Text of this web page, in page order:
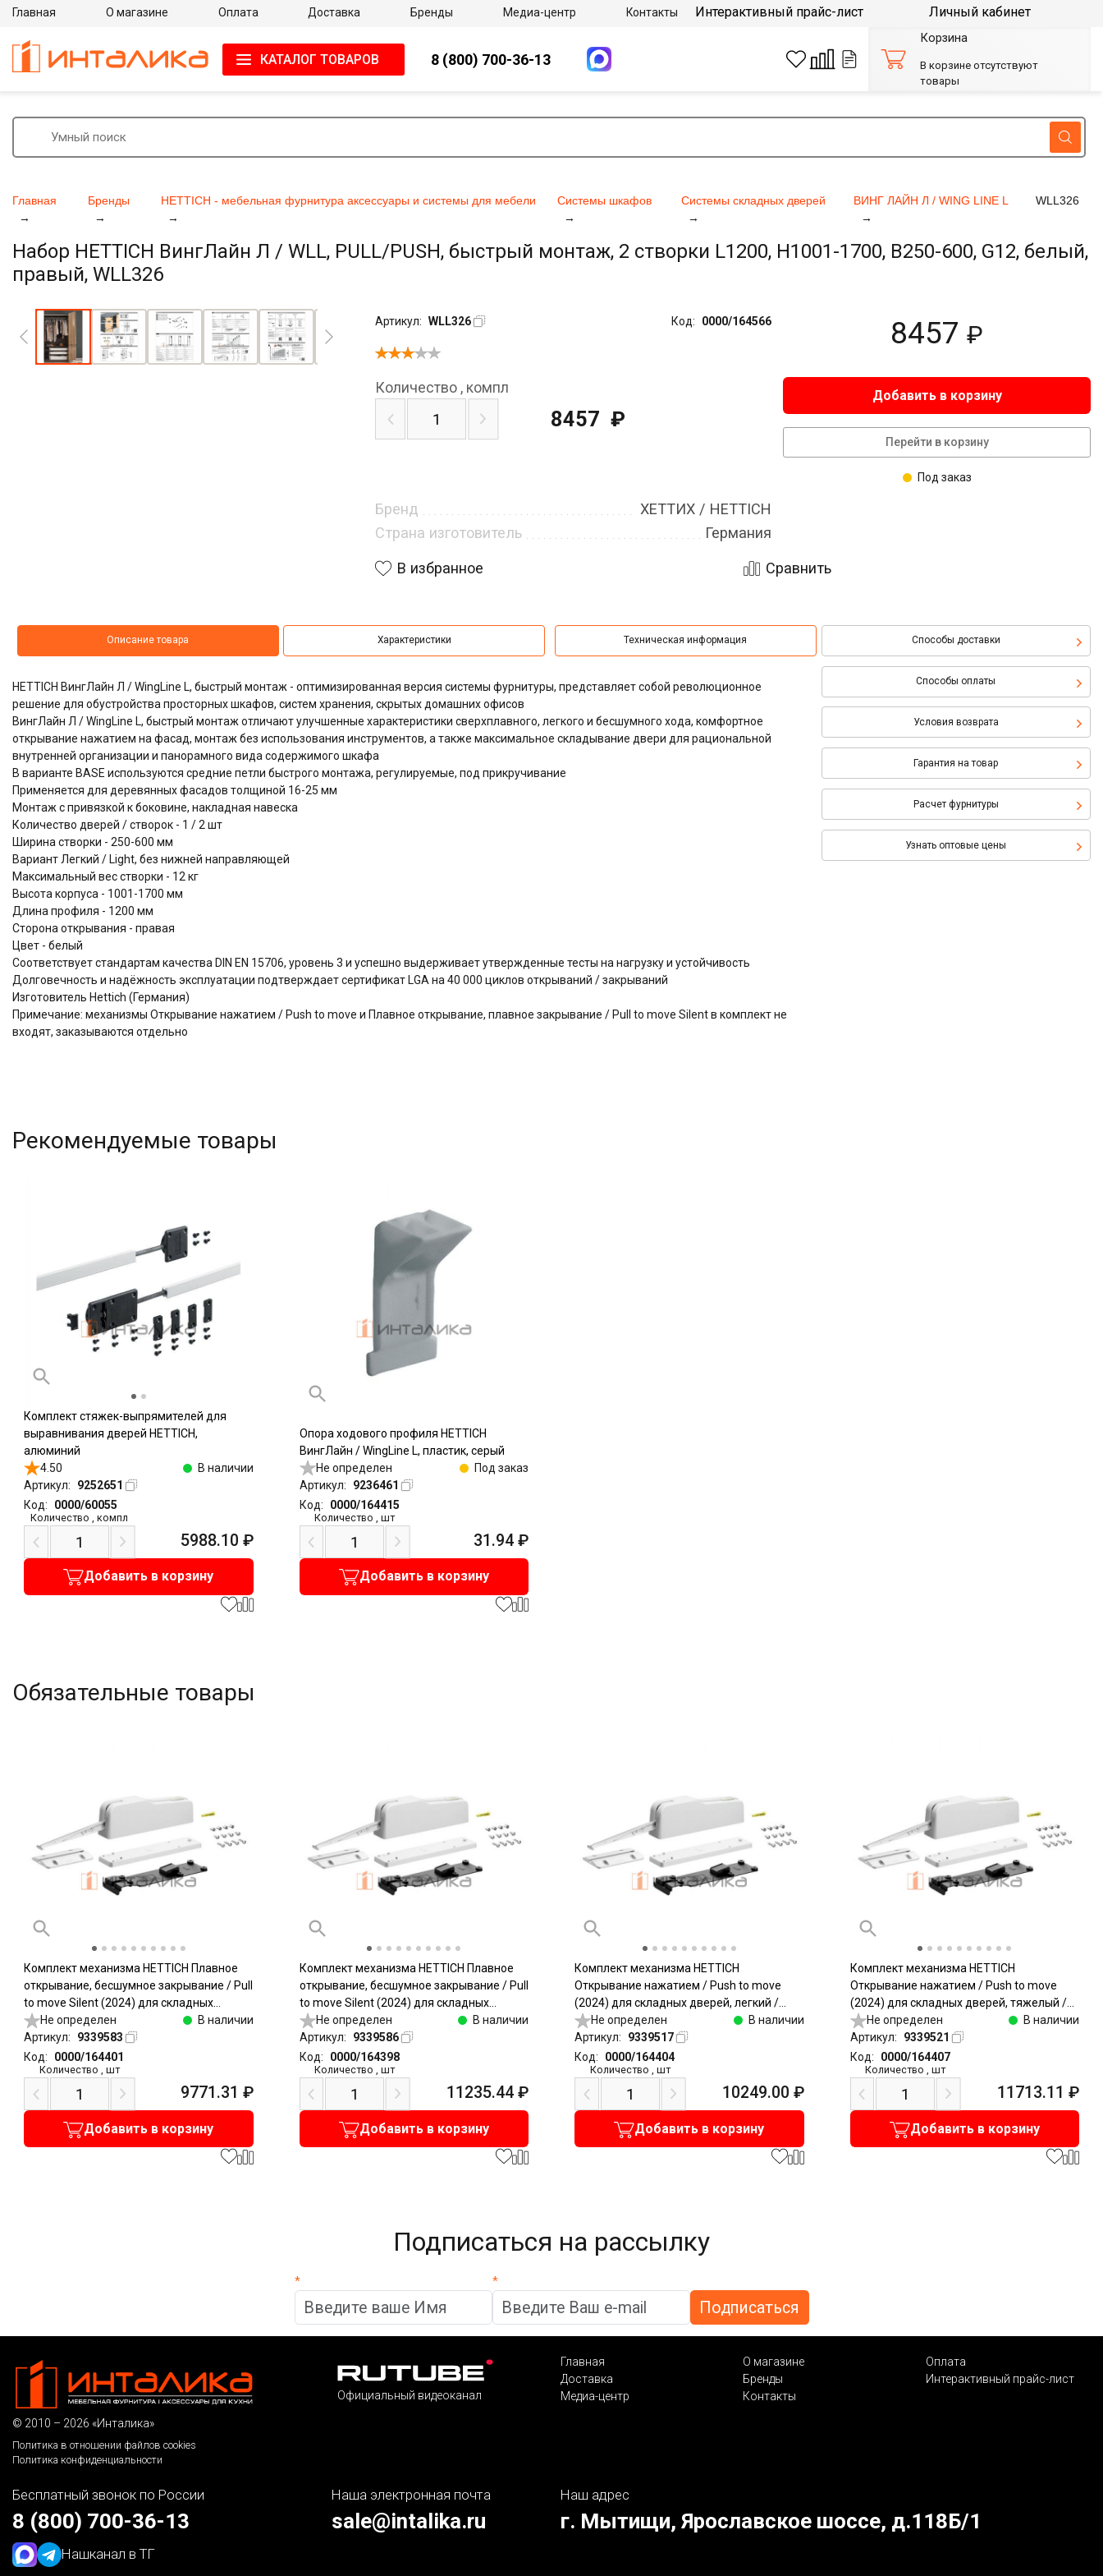
Главная Бренды HETTICH - мебельная фурнитура аксессуары и системы для мебели Системы шкафов Системы складных дверей ВИНГ ЛАЙН Л / WING LINE L WLL326
Набор HETTICH ВингЛайн Л / WLL, PULL/PUSH, быстрый монтаж, 2 створки L1200, H1001-1700, B250-600, G12, белый,
правый, WLL326
Артикул: WLL326 Код: 0000/164566 8457 ₽
Бренд
ХЕТТИХ / HETTICH
Страна изготовитель
Германия
Количество , компл
8457 ₽
Добавить в корзину
Перейти в корзину
Под заказ
В избранное Сравнить
Описание товара Характеристики Техническая информация Способы доставки
Способы оплаты
Условия возврата
Гарантия на товар
Расчет фурнитуры
Узнать оптовые цены
HETTICH ВингЛайн Л / WingLine L, быстрый монтаж - оптимизированная версия системы фурнитуры, представляет собой революционное
решение для обустройства просторных шкафов, систем хранения, скрытых домашних офисов
ВингЛайн Л / WingLine L, быстрый монтаж отличают улучшенные характеристики сверхплавного, легкого и бесшумного хода, комфортное
открывание нажатием на фасад, монтаж без использования инструментов, а также максимальное складывание двери для рациональной
внутренней организации и панорамного вида содержимого шкафа
В варианте BASE используются средние петли быстрого монтажа, регулируемые, под прикручивание
Применяется для деревянных фасадов толщиной 16-25 мм
Монтаж с привязкой к боковине, накладная навеска
Количество дверей / створок - 1 / 2 шт
Ширина створки - 250-600 мм
Вариант Легкий / Light, без нижней направляющей
Максимальный вес створки - 12 кг
Высота корпуса - 1001-1700 мм
Длина профиля - 1200 мм
Сторона открывания - правая
Цвет - белый
Соответствует стандартам качества DIN EN 15706, уровень 3 и успешно выдерживает утвержденные тесты на нагрузку и устойчивость
Долговечность и надёжность эксплуатации подтверждает сертификат LGA на 40 000 циклов открываний / закрываний
Изготовитель Hettich (Германия)
Примечание: механизмы Открывание нажатием / Push to move и Плавное открывание, плавное закрывание / Pull to move Silent в комплект не
входят, заказываются отдельно
Рекомендуемые товары
Комплект стяжек-выпрямителей для
выравнивания дверей HETTICH,
алюминий
4.50
В наличии
Артикул:
9252651
Код:
0000/60055
Количество ,компл
5988.10 ₽
Добавить в корзину
Опора ходового профиля HETTICH
ВингЛайн / WingLine L, пластик, серый
Не определен
Под заказ
Артикул:
9236461
Код:
0000/164415
Количество ,шт
31.94 ₽
Добавить в корзину
Обязательные товары
Комплект механизма HETTICH Плавное
открывание, бесшумное закрывание / Pull
to move Silent (2024) для складных
дверей, легкий / Light, белый
Не определен
В наличии
Артикул:
9339583
Код:
0000/164401
Количество , шт
9771.31 ₽
Добавить в корзину
Комплект механизма HETTICH Плавное
открывание, бесшумное закрывание / Pull
to move Silent (2024) для складных
дверей, тяжелый / Heavy, белый
Не определен
В наличии
Артикул:
9339586
Код:
0000/164398
Количество ,шт
11235.44 ₽
Добавить в корзину
Комплект механизма HETTICH
Открывание нажатием / Push to move
(2024) для складных дверей, легкий /
Light, белый
Не определен
В наличии
Артикул:
9339517
Код:
0000/164404
Количество , шт
10249.00 ₽
Добавить в корзину
Комплект механизма HETTICH
Открывание нажатием / Push to move
(2024) для складных дверей, тяжелый /
Heavy, белый
Не определен
В наличии
Артикул:
9339521
Код:
0000/164407
Количество ,шт
11713.11 ₽
Добавить в корзину
Главная О магазине Оплата Доставка Бренды Медиа-центр Контакты Интерактивный прайс-лист Личный кабинет
КАТАЛОГ ТОВАРОВ 8 (800) 700-36-13
Корзина
В корзине отсутствуют
товары
Подписаться на рассылку
* *
© 2010 – 2026 «Инталика»
Политика в отношении файлов cookies
Политика конфиденциальности
Официальный видеоканал
Главная О магазине
Оплата
Доставка
Бренды
Интерактивный прайс-лист
Медиа-центр
Контакты
Бесплатный звонок по России
8 (800) 700-36-13
Нашканал в ТГ
Наша электронная почта
sale@intalika.ru
Наш адрес
г. Мытищи, Ярославское шоссе, д.118Б/1